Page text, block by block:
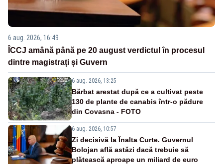
6 aug. 2026, 16:49
ÎCCJ amână până pe 20 august verdictul în procesul
dintre magistrați și Guvern
6 aug. 2026, 13:25
Bărbat arestat după ce a cultivat peste
130 de plante de canabis într-o pădure
din Covasna - FOTO
6 aug. 2026, 10:57
Zi decisivă la Înalta Curte. Guvernul
Bolojan află astăzi dacă trebuie să
plătească aproape un miliard de euro